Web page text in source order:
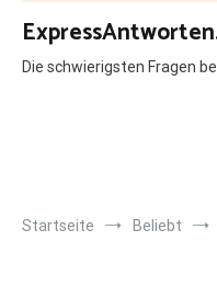
Zum
Inhalt
springen
Die schwierigsten Fragen
Startseite Beliebt